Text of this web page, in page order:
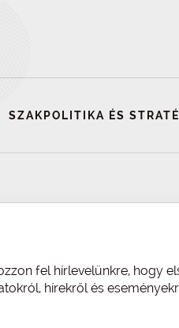
SZAKPOLITIKA ÉS
fel hírlevelünkre, hogy
hírekről és